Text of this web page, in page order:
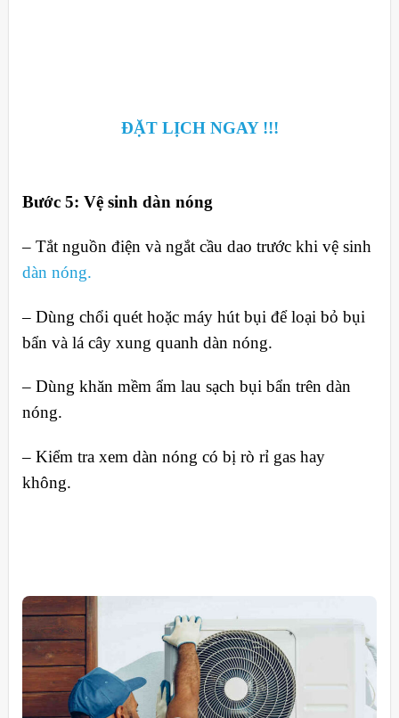
ĐẶT LỊCH NGAY !!!
Bước 5: Vệ sinh dàn nóng
– Tắt nguồn điện và ngắt cầu dao trước khi vệ sinh
dàn nóng.
– Dùng chổi quét hoặc máy hút bụi để loại bỏ bụi
bẩn và lá cây xung quanh dàn nóng.
– Dùng khăn mềm ẩm lau sạch bụi bẩn trên dàn
nóng.
– Kiểm tra xem dàn nóng có bị rò rỉ gas hay
không.